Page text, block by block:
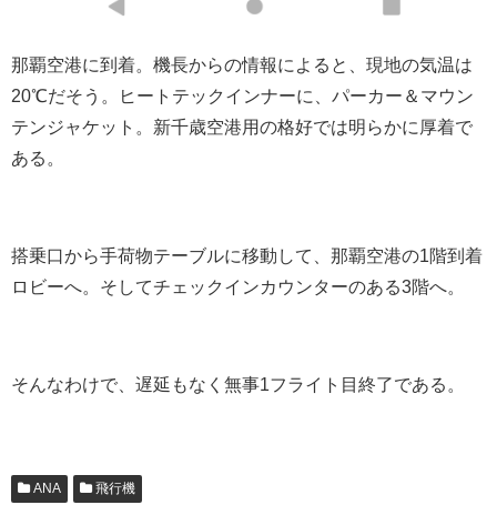
那覇空港に到着。機長からの情報によると、現地の気温は
20℃だそう。ヒートテックインナーに、パーカー＆マウン
テンジャケット。新千歳空港用の格好では明らかに厚着で
ある。
搭乗口から手荷物テーブルに移動して、那覇空港の1階到着
ロビーへ。そしてチェックインカウンターのある3階へ。
そんなわけで、遅延もなく無事1フライト目終了である。
ANA 飛行機